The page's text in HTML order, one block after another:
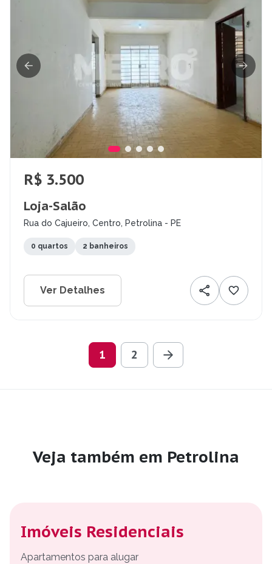
R$ 3.500
Loja-Salão
Rua do Cajueiro, Centro, Petrolina - PE
0 quartos 2 banheiros
Ver Detalhes
1 2
Veja também em Petrolina
Imóveis Residenciais
Apartamentos para alugar